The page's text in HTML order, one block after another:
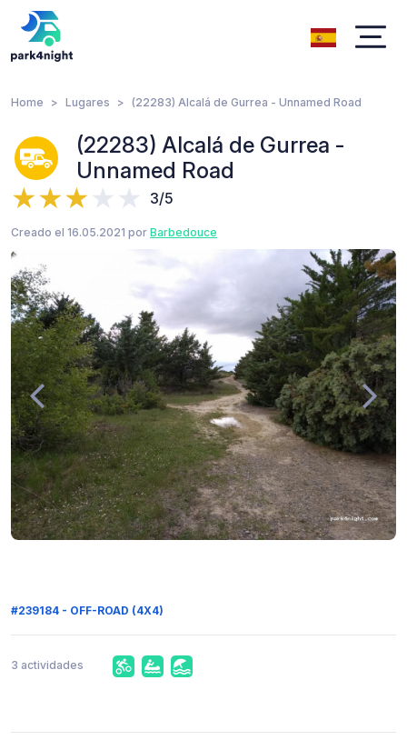
Home Lugares (22283) Alcalá de Gurrea - Unnamed Road
(22283) Alcalá de Gurrea -
Unnamed Road
3/5
Creado el 16.05.2021 por Barbedouce
#239184 - OFF-ROAD (4X4)
3 actividades